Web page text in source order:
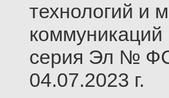
технологий и
серия Эл №
04.07.2023 г.